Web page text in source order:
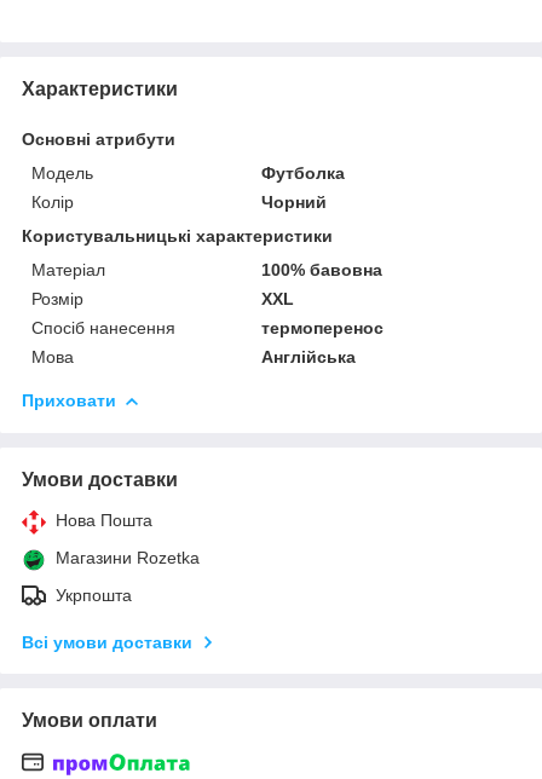
Характеристики
Основні атрибути
Модель
Футболка
Колір
Чорний
Користувальницькі характеристики
Матеріал
100% бавовна
Розмір
XXL
Спосіб нанесення
термоперенос
Мова
Англійська
Приховати
Умови доставки
Нова Пошта
Магазини Rozetka
Укрпошта
Всі умови доставки
Умови оплати